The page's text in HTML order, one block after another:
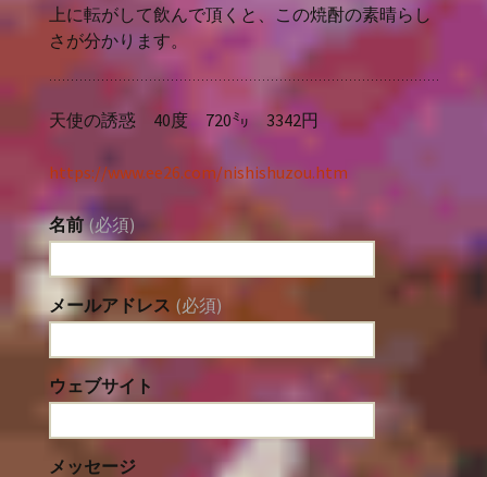
上に転がして飲んで頂くと、この焼酎の素晴らし
さが分かります。
天使の誘惑 40度 720㍉ 3342円
https://www.ee26.com/nishishuzou.htm
名前 (必須)
メールアドレス (必須)
ウェブサイト
メッセージ